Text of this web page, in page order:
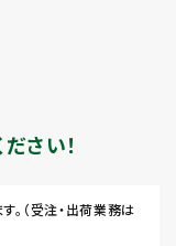
さい！
。（受注・出荷業務は